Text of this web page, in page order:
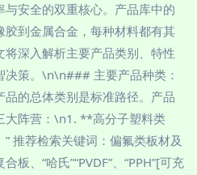
安全的双重核心。产品库中的
到金属合金，每种材料都有其
深入解析主要产品类别、特性
决策。\n\n### 主要产品种类：
的总体类别是标准路径。产品
大阵营：\n1. **高分子塑料类
推荐检索关键词：偏氟类板材及
板、“哈氏”“PVDF”、“PPH”[可充